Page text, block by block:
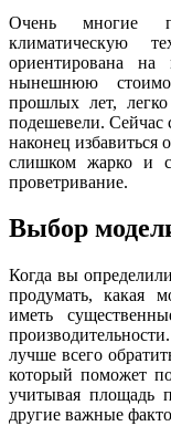
Очень многие
климатическую
ориентирована на
нынешнюю
прошлых лет, легко
подешевели. Сейчас
наконец избавиться
слишком жарко и
проветривание.
Выбор
Когда вы
продумать, какая
иметь
лучше всего
который поможет
учитывая площадь
другие важные